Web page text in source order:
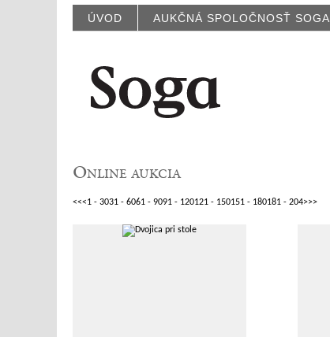
ÚVOD AUKČNÁ SPOLOČNOSŤ SOGA
Online aukcia
<<<1 - 3031 - 6061 - 9091 - 120121 - 150151 - 180181 - 204>>>